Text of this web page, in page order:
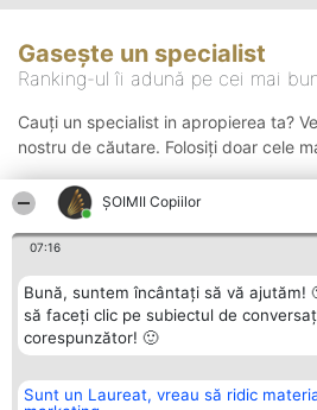
ȘOIMII Copiilor
07:16
Bună, suntem încântați să vă ajutăm!
să faceți clic pe subiectul de
corespunzător! 🙂
Sunt un Laureat, vreau să ridic
Gasește un specialist
Ranking-ul îi adună pe cei mai
Cauți un specialist in apropierea ta?
nostru de căutare. Folosiți doar cele
Organizator Ranking Plebiscyt